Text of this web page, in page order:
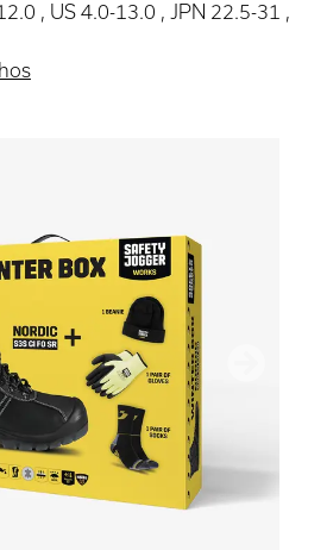
, US 4.0-13.0 , JPN 22.5-31 ,